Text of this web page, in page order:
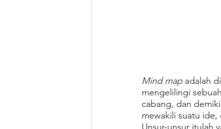
Mind map adalah
mengelilingi
cabang, dan
mewakili suatu